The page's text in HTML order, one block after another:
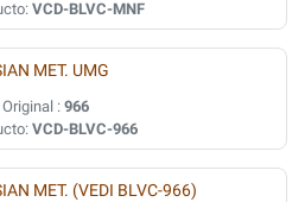
VCD-BLVC-MNF
MET. UMG
: 966
VCD-BLVC-966
MET. (VEDI BLVC-966)